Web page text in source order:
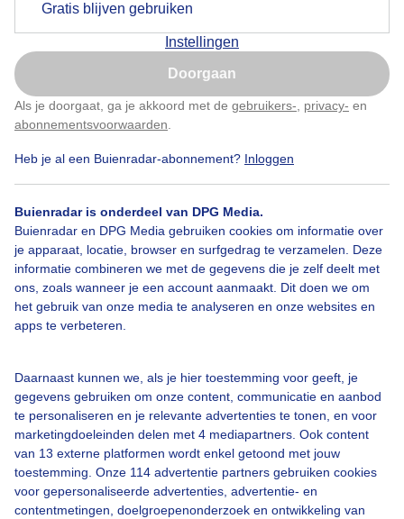
Gratis blijven gebruiken
Instellingen
Doorgaan
Als je doorgaat, ga je akkoord met de gebruikers- privacy- en
abonnementsvoorwaarden
Heb je al een Buienradar-abonnement? Inloggen
Buienradar is onderdeel van DPG Media.
Buienradar en DPG Media gebruiken cookies om informatie over
je apparaat, locatie, browser en surfgedrag te verzamelen. Deze
informatie combineren we met de gegevens die je zelf deelt met
ons, zoals wanneer je een account aanmaakt. Dit doen we om
het gebruik van onze media te analyseren en onze websites en
apps te verbeteren.
Daarnaast kunnen we, als je hier toestemming voor geeft, je
gegevens gebruiken om onze content, communicatie en aanbod
te personaliseren en je relevante advertenties te tonen, en voor
marketingdoeleinden delen met 4 mediapartners. Ook content
van 13 externe platformen wordt enkel getoond met jouw
toestemming. Onze 114 advertentie partners gebruiken cookies
voor gepersonaliseerde advertenties, advertentie- en
contentmetingen, doelgroepenonderzoek en ontwikkeling van
Door: Francien Tax Gemaakt: 12-02-2026, 29x bekeken
Druppels Winter Regen
Bekijk slideshow
Over Buienradar
Nu niet, misschien later
Klik hierom dit aan te passen